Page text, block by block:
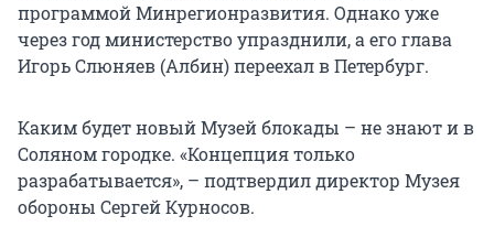
программой Минрегионразвития. Однако уже
через год министерство упразднили, а его глава
Игорь Слюняев (Албин) переехал в Петербург.
Каким будет новый Музей блокады – не знают и в
Соляном городке. «Концепция только
разрабатывается», – подтвердил директор Музея
обороны Сергей Курносов.